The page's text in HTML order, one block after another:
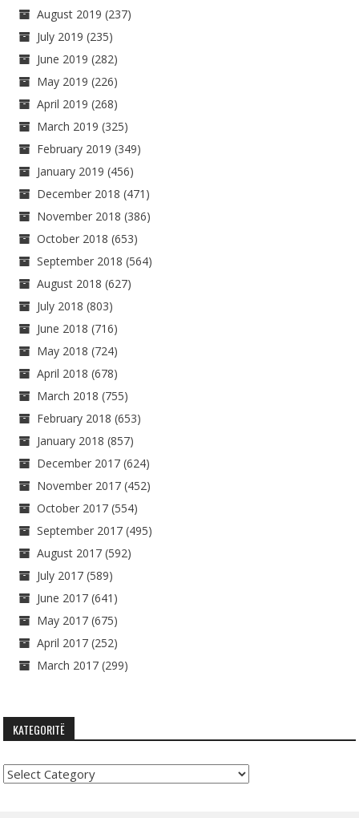
August 2019 (237)
July 2019 (235)
June 2019 (282)
May 2019 (226)
April 2019 (268)
March 2019 (325)
February 2019 (349)
January 2019 (456)
December 2018 (471)
November 2018 (386)
October 2018 (653)
September 2018 (564)
August 2018 (627)
July 2018 (803)
June 2018 (716)
May 2018 (724)
April 2018 (678)
March 2018 (755)
February 2018 (653)
January 2018 (857)
December 2017 (624)
November 2017 (452)
October 2017 (554)
September 2017 (495)
August 2017 (592)
July 2017 (589)
June 2017 (641)
May 2017 (675)
April 2017 (252)
March 2017 (299)
KATEGORITË
Kategoritë